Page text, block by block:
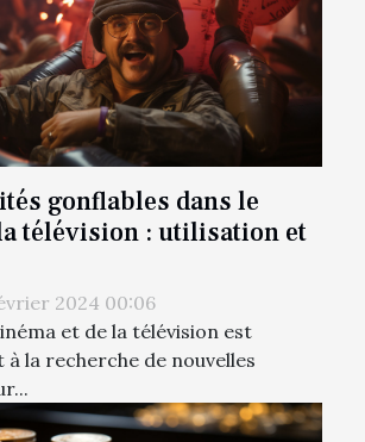
gonflables dans le
télévision : utilisation et
2024 00:06
et de la télévision est
la recherche de nouvelles